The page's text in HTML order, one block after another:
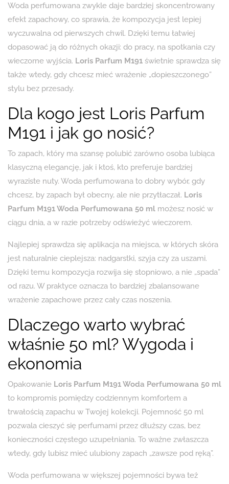
Woda perfumowana zwykle daje bardziej skoncentrowany
efekt zapachowy, co sprawia, że kompozycja jest lepiej
wyczuwalna od pierwszych chwil. Dzięki temu łatwiej
dopasować ją do różnych okazji: do pracy, na spotkania czy
wieczorne wyjścia. Loris Parfum M191 świetnie sprawdza się
także wtedy, gdy chcesz mieć wrażenie „dopieszczonego”
stylu bez przesady.
Dla kogo jest Loris Parfum
M191 i jak go nosić?
To zapach, który ma szansę polubić zarówno osoba lubiąca
klasyczną elegancję, jak i ktoś, kto preferuje bardziej
wyraziste nuty. Woda perfumowana to dobry wybór, gdy
chcesz, by zapach był obecny, ale nie przytłaczał. Loris
Parfum M191 Woda Perfumowana 50 ml możesz nosić w
ciągu dnia, a w razie potrzeby odświeżyć wieczorem.
Najlepiej sprawdza się aplikacja na miejsca, w których skóra
jest naturalnie cieplejsza: nadgarstki, szyja czy za uszami.
Dzięki temu kompozycja rozwija się stopniowo, a nie „spada”
od razu. W praktyce oznacza to bardziej zbalansowane
wrażenie zapachowe przez cały czas noszenia.
Dlaczego warto wybrać
właśnie 50 ml? Wygoda i
ekonomia
Opakowanie Loris Parfum M191 Woda Perfumowana 50 ml
to kompromis pomiędzy codziennym komfortem a
trwałością zapachu w Twojej kolekcji. Pojemność 50 ml
pozwala cieszyć się perfumami przez dłuższy czas, bez
konieczności częstego uzupełniania. To ważne zwłaszcza
wtedy, gdy lubisz mieć ulubiony zapach „zawsze pod ręką”.
Woda perfumowana w większej pojemności bywa też